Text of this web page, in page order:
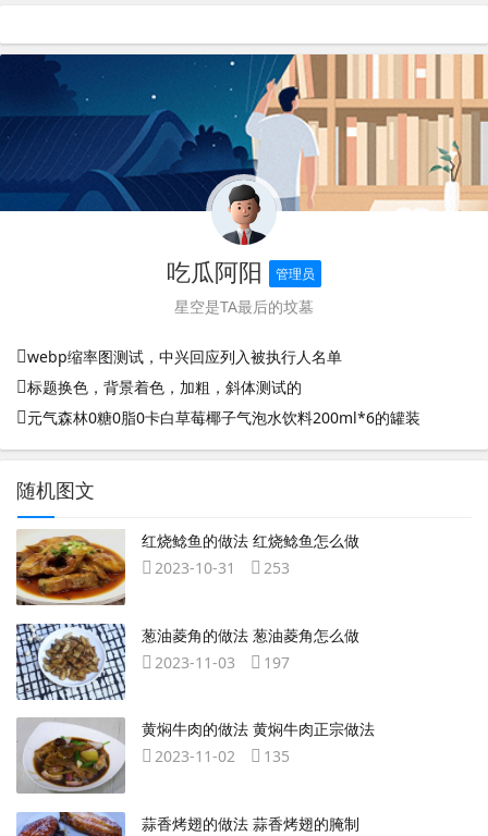
吃瓜阿阳 管理员
星空是TA最后的坟墓
webp缩率图测试，中兴回应列入被执行人名单
标题换色，背景着色，加粗，斜体测试的
元气森林0糖0脂0卡白草莓椰子气泡水饮料200ml*6的罐装
随机图文
红烧鲶鱼的做法 红烧鲶鱼怎么做
2023-10-31
253
葱油菱角的做法 葱油菱角怎么做
2023-11-03
197
黄焖牛肉的做法 黄焖牛肉正宗做法
2023-11-02
135
蒜香烤翅的做法 蒜香烤翅的腌制